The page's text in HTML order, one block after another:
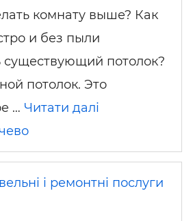
комнату выше? Как
и без пыли
существующий потолок?
потолок. Это
… Читати далі
і ремонтні послуги